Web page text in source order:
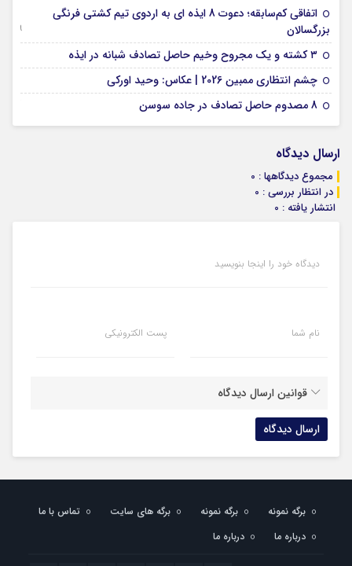
اتفاقی کم‌سابقه؛ دعوت 8 ایذه ای به اردوی تیم کشتی فرنگی
بزرگسالان
09 جولای 2026
۳ کشته و یک مجروح وخیم حاصل تصادف شبانه در ایذه
چشم انتظاری ممبین 2026 | عکاس: وحید اورکی
8 مصدوم حاصل تصادف در جاده سوسن
ارسال دیدگاه
مجموع دیدگاهها : 0
در انتظار بررسی : 0
انتشار یافته : 0
دیدگاه خود را اینجا بنویسید
نام شما پست الکترونیکی
قوانین ارسال دیدگاه
برگه نمونه برگه نمونه برگه های سایت
تماس با ما
درباره ما
درباره ما